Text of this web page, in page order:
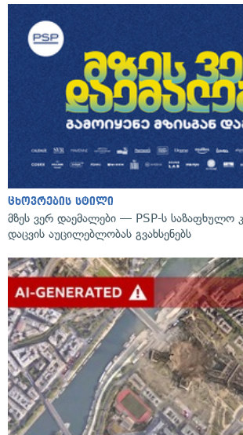
ცხოვრების სტილი
მზეს ვერ დაემალები — PSP-ს საზაფხულო
დაცვის აუცილებლობას გვახსენებს